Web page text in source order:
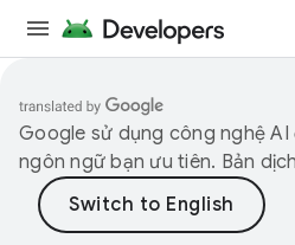
Google sử dụng công nghệ
ngôn ngữ bạn ưu tiên. Bản